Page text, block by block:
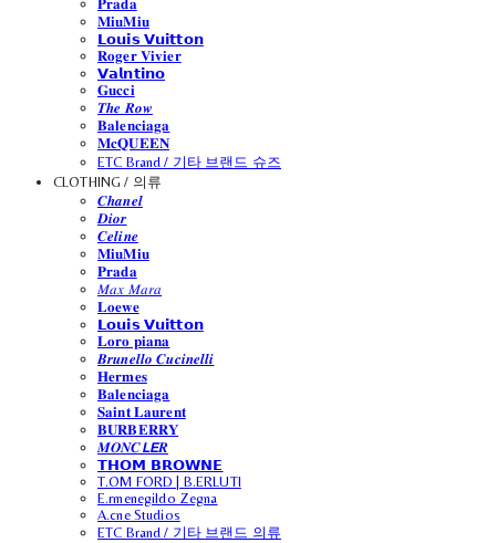
𝐏𝐫𝐚𝐝𝐚
𝐌𝐢𝐮𝐌𝐢𝐮
𝗟𝗼𝘂𝗶𝘀 𝗩𝘂𝗶𝘁𝘁𝗼𝗻
𝐑𝐨𝐠𝐞𝐫 𝐕𝐢𝐯𝐢𝐞𝐫
𝗩𝗮𝗹𝗻𝘁𝗶𝗻𝗼
𝐆𝐮𝐜𝐜𝐢
𝑻𝒉𝒆 𝑹𝒐𝒘
𝐁𝐚𝐥𝐞𝐧𝐜𝐢𝐚𝐠𝐚
𝐌𝐜𝐐𝐔𝐄𝐄𝐍
ETC Brand / 기타 브랜드 슈즈
CLOTHING / 의류
𝑪𝒉𝒂𝒏𝒆𝒍
𝑫𝒊𝒐𝒓
𝑪𝒆𝒍𝒊𝒏𝒆
𝐌𝐢𝐮𝐌𝐢𝐮
𝐏𝐫𝐚𝐝𝐚
𝑀𝑎𝑥 𝑀𝑎𝑟𝑎
𝐋𝐨𝐞𝐰𝐞
𝗟𝗼𝘂𝗶𝘀 𝗩𝘂𝗶𝘁𝘁𝗼𝗻
𝐋𝐨𝐫𝐨 𝐩𝐢𝐚𝐧𝐚
𝑩𝒓𝒖𝒏𝒆𝒍𝒍𝒐 𝑪𝒖𝒄𝒊𝒏𝒆𝒍𝒍𝒊
𝐇𝐞𝐫𝐦𝐞𝐬
𝐁𝐚𝐥𝐞𝐧𝐜𝐢𝐚𝐠𝐚
𝐒𝐚𝐢𝐧𝐭 𝐋𝐚𝐮𝐫𝐞𝐧𝐭
𝐁𝐔𝐑𝐁𝐄𝐑𝐑𝐘
𝑴𝑶𝑵𝑪𝙇𝙀𝑹
𝗧𝗛𝗢𝗠 𝗕𝗥𝗢𝗪𝗡𝗘
T.OM FORD | B.ERLUTI
E.rmenegildo Zegna
A.cne Studios
ETC Brand / 기타 브랜드 의류